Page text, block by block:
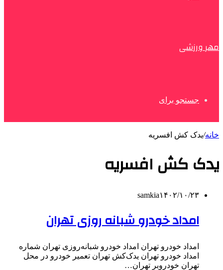
مهر ورزشی
جستجو برای
خانه/یدک کش افسریه
یدک کش افسریه
samkia۱۴۰۲/۱۰/۲۳
امداد خودرو شبانه روزی تهران
امداد خودرو تهران امداد خودرو شبانه‌روزی تهران شماره
امداد خودرو تهران یدک‌کش تهران تعمیر خودرو در محل
تهران خودروبر تهران…